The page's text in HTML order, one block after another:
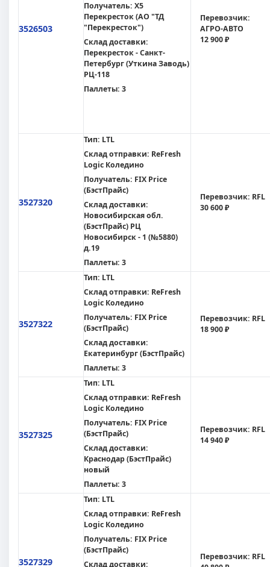
3526503
Получатель: X5
Перекресток (АО "ТД
"Перекресток")
Склад доставки:
Перекресток - Санкт-
Петербург (Уткина Заводь)
РЦ-118
Паллеты: 3
Перевозчик:
АГРО-АВТО
12 900 ₽
3527320
Тип: LTL
Склад отправки: ReFresh
Logic Коледино
Получатель: FIX Price
(БэстПрайс)
Склад доставки:
Новосибирская обл.
(БэстПрайс) РЦ
Новосибирск - 1 (№5880)
д.19
Паллеты: 3
Перевозчик: RFL
30 600 ₽
3527322
Тип: LTL
Склад отправки: ReFresh
Logic Коледино
Получатель: FIX Price
(БэстПрайс)
Склад доставки:
Екатеринбург (БэстПрайс)
Паллеты: 3
Перевозчик: RFL
18 900 ₽
3527325
Тип: LTL
Склад отправки: ReFresh
Logic Коледино
Получатель: FIX Price
(БэстПрайс)
Склад доставки:
Краснодар (БэстПрайс)
новый
Паллеты: 3
Перевозчик: RFL
14 940 ₽
3527329
Тип: LTL
Склад отправки: ReFresh
Logic Коледино
Получатель: FIX Price
(БэстПрайс)
Склад доставки:
Перевозчик: RFL